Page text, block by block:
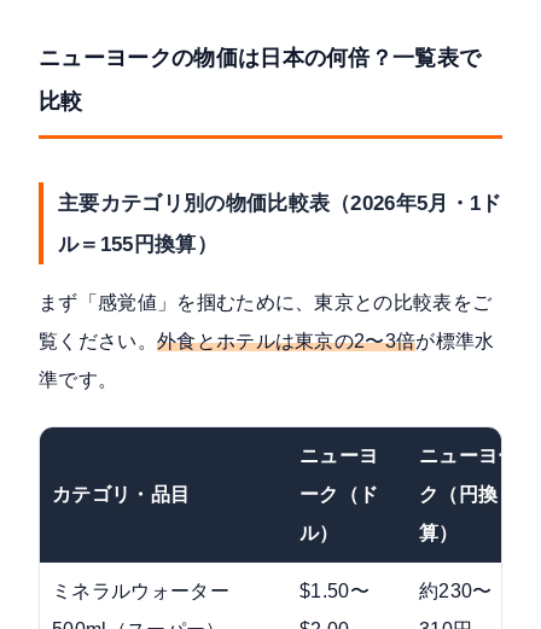
ニューヨークの物価は日本の何倍？一覧表で
比較
主要カテゴリ別の物価比較表（2026年5月・1ド
ル＝155円換算）
まず「感覚値」を掴むために、東京との比較表をご
覧ください。 外食とホテルは東京の2〜3倍が標準水
準です。
カテゴリ・品目
ニューヨ
ーク（ド
ル）
ニューヨー
ク（円換
算）
ミネラルウォーター
$1.50〜
約230〜